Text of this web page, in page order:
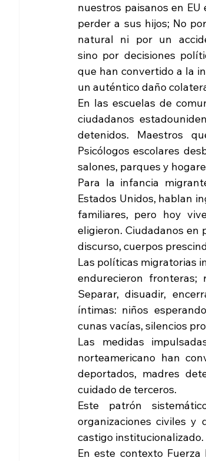
nuestros paisanos en
perder a sus hijos; No
natural ni por un
sino por decisiones
que han convertido a la
un auténtico daño
En las escuelas de
ciudadanos
detenidos. Maestros
Psicólogos escolares
salones, parques y
Para la infancia
Estados Unidos, hablan
familiares, pero hoy
eligieron. Ciudadanos en
discurso, cuerpos
Las políticas migratorias
endurecieron
Separar, disuadir,
íntimas: niños
cunas vacías, silencios
Las medidas
norteamericano han
deportados, madres
cuidado de terceros.
Este patrón
organizaciones civiles y
castigo institucionalizado.
En este contexto